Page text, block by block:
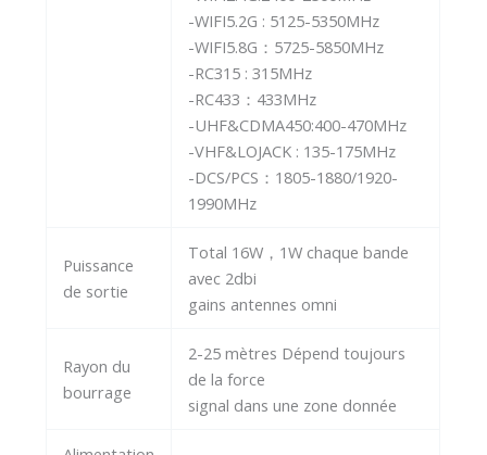
-WIFI5.2G : 5125-5350MHz
-WIFI5.8G：5725-5850MHz
-RC315 : 315MHz
-RC433：433MHz
-UHF&CDMA450:400-470MHz
-VHF&LOJACK : 135-175MHz
-DCS/PCS：1805-1880/1920-
1990MHz
Puissance
de sortie
Total 16W，1W chaque bande
avec 2dbi
gains antennes omni
Rayon du
bourrage
2-25 mètres Dépend toujours
de la force
signal dans une zone donnée